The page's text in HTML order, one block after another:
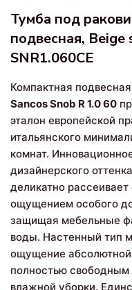
Тумба под
подвесная,
SNR1.060CE
Компактная
Sancos Snob R 1.0 60
эталон европейской
итальянского
комнат.
дизайнерского
деликатно
ощущением особого
защищая мебельные
воды. Настенный тип
ощущение абсолютной
полностью
влажной уборки.